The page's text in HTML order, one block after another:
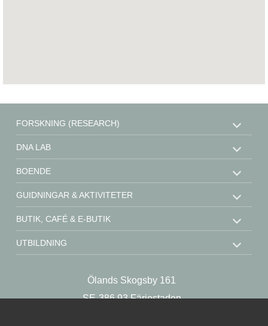
Ölands Skogsby 161
SE-386 93 Färjestaden
FORSKNING (RESEARCH)
DNA LAB
BOENDE
GUIDNINGAR & AKTIVITETER
BUTIK, CAFÉ & E-BUTIK
UTBILDNING